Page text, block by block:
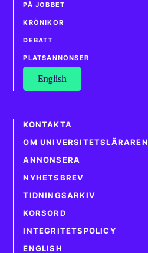
PÅ JOBBET
KRÖNIKOR
DEBATT
PLATSANNONSER
English
KONTAKTA
OM UNIVERSITETSLÄRAREN
ANNONSERA
NYHETSBREV
TIDNINGSARKIV
KORSORD
INTEGRITETSPOLICY
ENGLISH